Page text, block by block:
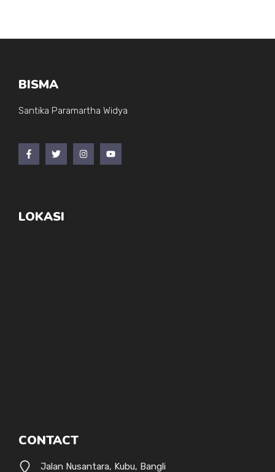
BISMA
Santika Paramartha Widya
LOKASI
CONTACT
Jalan Nusantara, Kubu, Bangli